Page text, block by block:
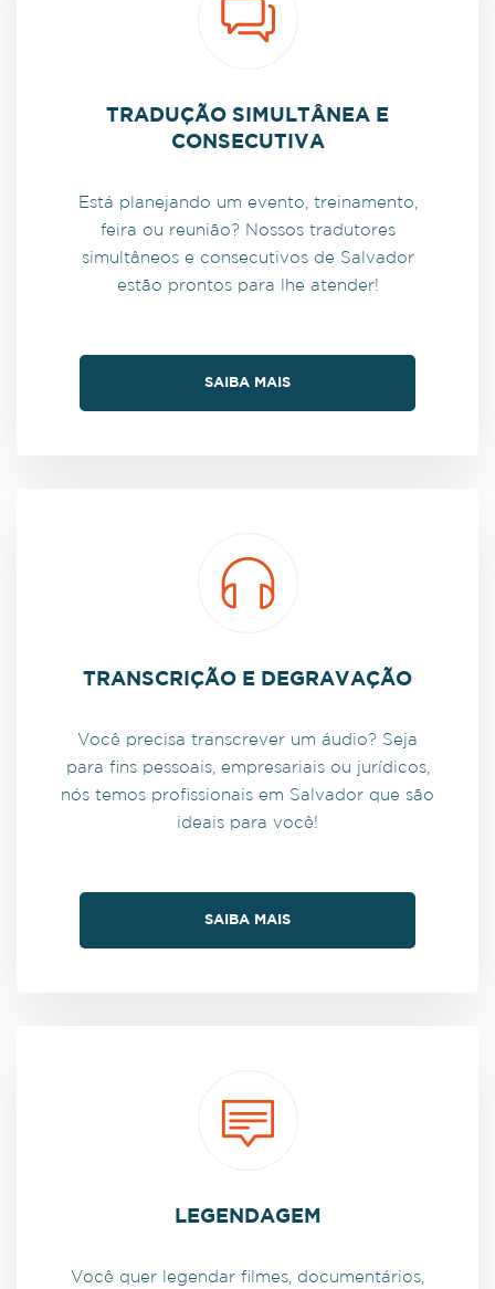
TRADUÇÃO SIMULTÂNEA E
CONSECUTIVA
Está planejando um evento, treinamento,
feira ou reunião? Nossos tradutores
simultâneos e consecutivos de Salvador
estão prontos para lhe atender!
SAIBA MAIS
TRANSCRIÇÃO E DEGRAVAÇÃO
Você precisa transcrever um áudio? Seja
para fins pessoais, empresariais ou jurídicos,
nós temos profissionais em Salvador que são
ideais para você!
SAIBA MAIS
LEGENDAGEM
Você quer legendar filmes, documentários,